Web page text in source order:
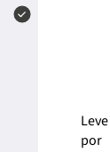
Leve
por